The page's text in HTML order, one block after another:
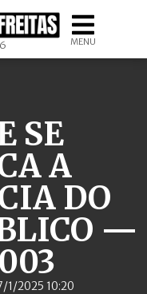
MENU
SE
A
DO
—
1/2025 10:20